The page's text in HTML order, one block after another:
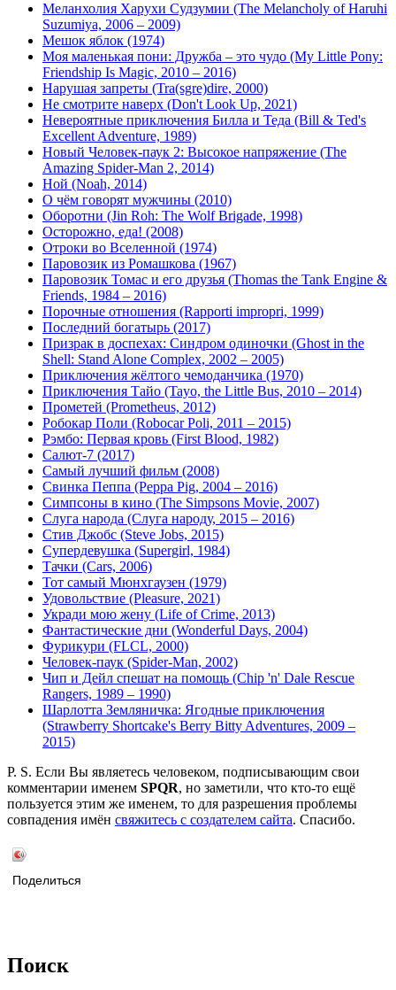
Меланхолия Харухи Судзумии (The Melancholy of Haruhi
Suzumiya, 2006 – 2009)
Мешок яблок (1974)
Моя маленькая пони: Дружба – это чудо (My Little Pony:
Friendship Is Magic, 2010 – 2016)
Нарушая запреты (Tra(sgre)dire, 2000)
Не смотрите наверх (Don't Look Up, 2021)
Невероятные приключения Билла и Теда (Bill & Ted's
Excellent Adventure, 1989)
Новый Человек-паук 2: Высокое напряжение (The
Amazing Spider-Man 2, 2014)
Ной (Noah, 2014)
О чём говорят мужчины (2010)
Оборотни (Jin Roh: The Wolf Brigade, 1998)
Осторожно, еда! (2008)
Отроки во Вселенной (1974)
Паровозик из Ромашкова (1967)
Паровозик Томас и его друзья (Thomas the Tank Engine &
Friends, 1984 – 2016)
Порочные отношения (Rapporti impropri, 1999)
Последний богатырь (2017)
Призрак в доспехах: Синдром одиночки (Ghost in the
Shell: Stand Alone Complex, 2002 – 2005)
Приключения жёлтого чемоданчика (1970)
Приключения Тайо (Tayo, the Little Bus, 2010 – 2014)
Прометей (Prometheus, 2012)
Робокар Поли (Robocar Poli, 2011 – 2015)
Рэмбо: Первая кровь (First Blood, 1982)
Салют-7 (2017)
Самый лучший фильм (2008)
Свинка Пеппа (Peppa Pig, 2004 – 2016)
Симпсоны в кино (The Simpsons Movie, 2007)
Слуга народа (Слуга народу, 2015 – 2016)
Стив Джобс (Steve Jobs, 2015)
Супердевушка (Supergirl, 1984)
Тачки (Cars, 2006)
Тот самый Мюнхгаузен (1979)
Удовольствие (Pleasure, 2021)
Укради мою жену (Life of Crime, 2013)
Фантастические дни (Wonderful Days, 2004)
Фурикури (FLCL, 2000)
Человек-паук (Spider-Man, 2002)
Чип и Дейл спешат на помощь (Chip 'n' Dale Rescue
Rangers, 1989 – 1990)
Шарлотта Земляничка: Ягодные приключения
(Strawberry Shortcake's Berry Bitty Adventures, 2009 –
2015)
P. S. Если Вы являетесь человеком, подписывающим свои
комментарии именем SPQR, но заметили, что кто-то ещё
пользуется этим же именем, то для разрешения проблемы
совпадения имён свяжитесь с создателем сайта. Спасибо.
Поделиться
Поиск